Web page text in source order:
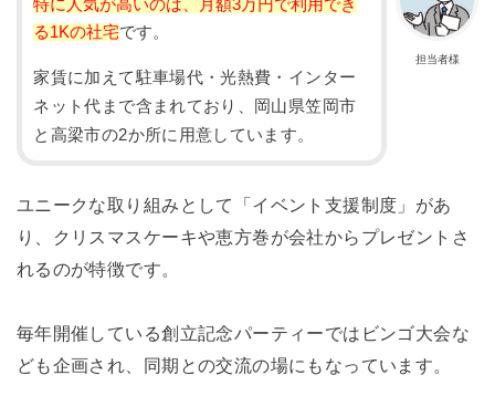
担当者様
特に人気が高いのは、月額3万円で利用でき
る1Kの社宅です。
家賃に加えて駐車場代・光熱費・インター
ネット代まで含まれており、岡山県笠岡市
と高梁市の2か所に用意しています。
ユニークな取り組みとして「イベント支援制度」があ
り、クリスマスケーキや恵方巻が会社からプレゼントさ
れるのが特徴です。
毎年開催している創立記念パーティーではビンゴ大会な
ども企画され、同期との交流の場にもなっています。